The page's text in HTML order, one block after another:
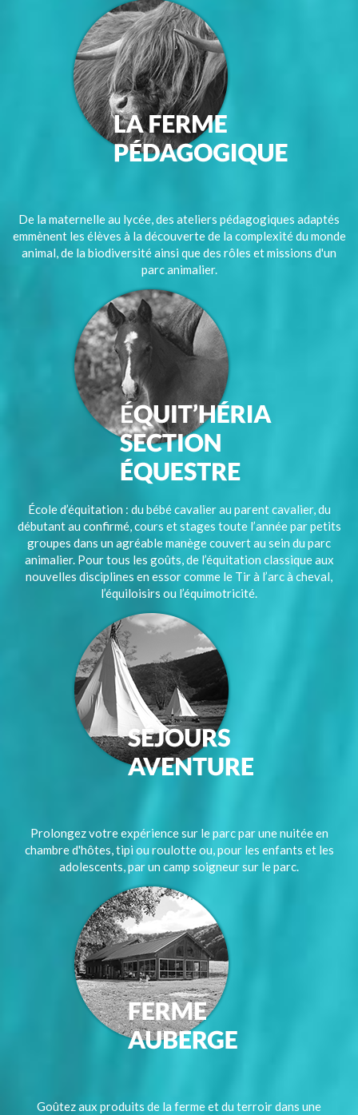
De la maternelle au lycée, des ateliers pédagogiques adaptés
emmènent les élèves à la découverte de la complexité du monde
animal, de la biodiversité ainsi que des rôles et missions d'un
parc animalier.
École d’équitation : du bébé cavalier au parent cavalier, du
débutant au confirmé, cours et stages toute l’année par petits
groupes dans un agréable manège couvert au sein du parc
animalier. Pour tous les goûts, de l’équitation classique aux
nouvelles disciplines en essor comme le Tir à l’arc à cheval,
l’équiloisirs ou l’équimotricité.
Prolongez votre expérience sur le parc par une nuitée en
chambre d'hôtes, tipi ou roulotte ou, pour les enfants et les
adolescents, par un camp soigneur sur le parc.
Goûtez aux produits de la ferme et du terroir dans une